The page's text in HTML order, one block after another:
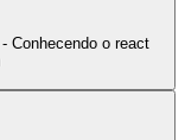
Conhecendo o react